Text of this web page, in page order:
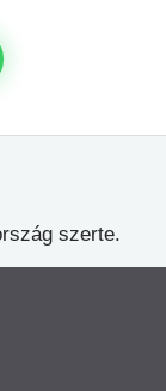
szerte.